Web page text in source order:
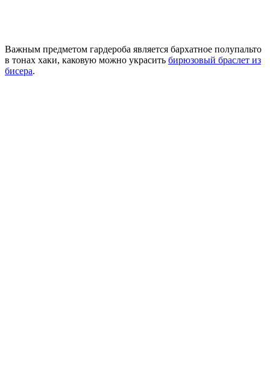
Важным предметом гардероба является бархатное полупальто
в тонах хаки, каковую можно украсить бирюзовый браслет из
бисера.